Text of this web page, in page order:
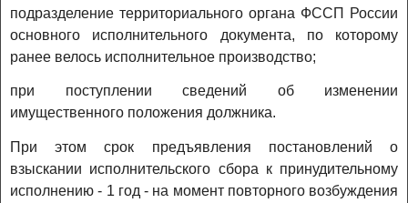
подразделение территориального органа ФССП России
основного исполнительного документа, по которому
ранее велось исполнительное производство;
при поступлении сведений об изменении
имущественного положения должника.
При этом срок предъявления постановлений о
взыскании исполнительского сбора к принудительному
исполнению - 1 год - на момент повторного возбуждения